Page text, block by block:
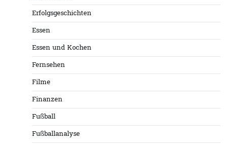
Erfolgsgeschichten
Essen
Essen und Kochen
Fernsehen
Filme
Finanzen
Fußball
Fußballanalyse